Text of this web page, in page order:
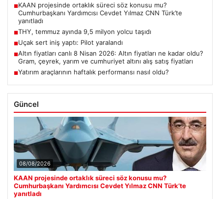
■KAAN projesinde ortaklık süreci söz konusu mu?
Cumhurbaşkanı Yardımcısı Cevdet Yılmaz CNN Türk’te
yanıtladı
■THY, temmuz ayında 9,5 milyon yolcu taşıdı
■Uçak sert iniş yaptı: Pilot yaralandı
■Altın fiyatları canlı 8 Nisan 2026: Altın fiyatları ne kadar oldu?
Gram, çeyrek, yarım ve cumhuriyet altını alış satış fiyatları
■Yatırım araçlarının haftalık performansı nasıl oldu?
Güncel
08/08/2026
KAAN projesinde ortaklık süreci söz konusu mu?
Cumhurbaşkanı Yardımcısı Cevdet Yılmaz CNN Türk’te
yanıtladı